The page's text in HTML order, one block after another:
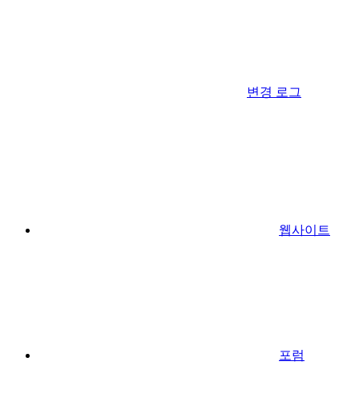
변경 로그
웹사이트
포럼